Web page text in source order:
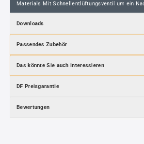
Materials Mit Schnellentlüftungsventil um ein
Downloads
Passendes Zubehör
Das könnte Sie auch interessieren
DF Preisgarantie
Bewertungen